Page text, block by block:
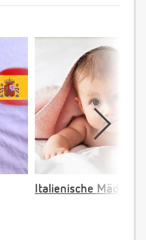
Italienische